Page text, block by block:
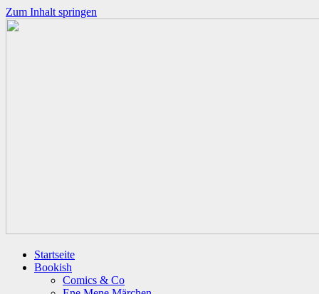
Zum Inhalt springen
Startseite
Bookish
Comics & Co